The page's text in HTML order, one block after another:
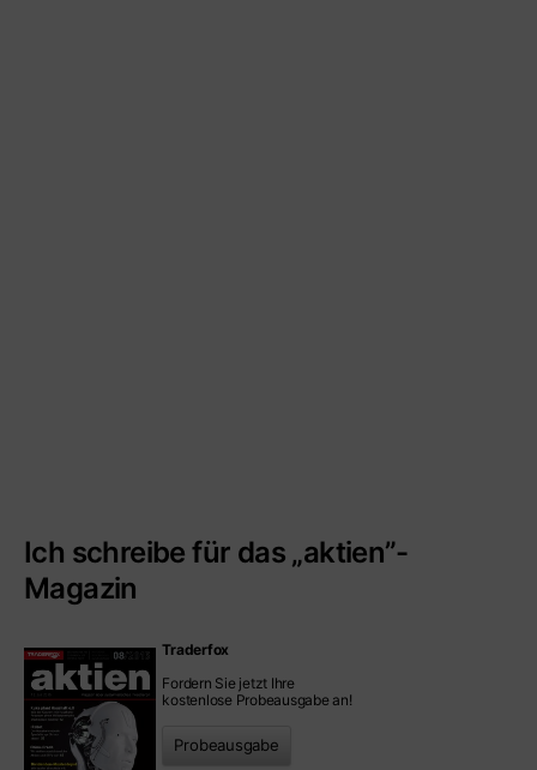
Ich schreibe für das „aktien”-
Magazin
Traderfox
Fordern Sie jetzt Ihre
kostenlose Probeausgabe an!
Probeausgabe